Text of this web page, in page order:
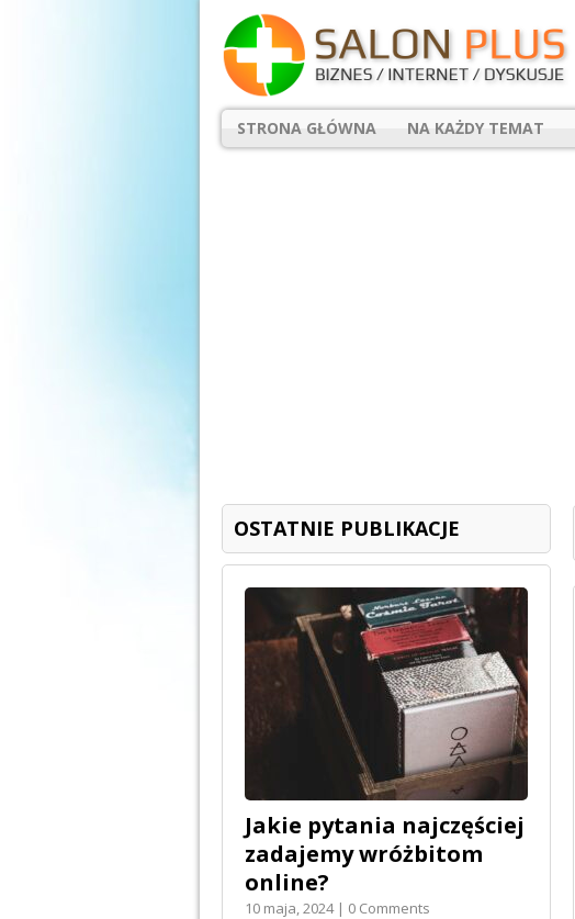
STRONA GŁÓWNA NA KAŻDY TEMAT
OSTATNIE PUBLIKACJE
Jakie pytania najczęściej
zadajemy wróżbitom
online?
10 maja, 2024 | 0 Comments